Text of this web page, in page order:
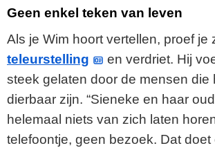
Geen enkel teken van leven
Als je Wim hoort vertellen, proef je
teleurstelling
en verdriet. Hij
steek gelaten door de mensen die
dierbaar zijn. “Sieneke en haar
helemaal niets van zich laten
telefoontje, geen bezoek. Dat doet